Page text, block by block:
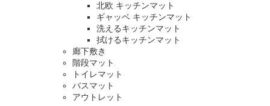
北欧 キッチンマット
ギャッベ キッチンマット
洗えるキッチンマット
拭けるキッチンマット
廊下敷き
階段マット
トイレマット
バスマット
アウトレット